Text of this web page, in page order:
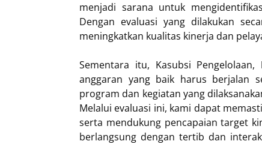
menjadi sarana untuk
Dengan evaluasi yang dilakukan
meningkatkan kualitas kinerja dan
Sementara itu, Kasubsi
anggaran yang baik harus berjalan
program dan kegiatan yang
Melalui evaluasi ini, kami dapat
serta mendukung pencapaian target
berlangsung dengan tertib dan